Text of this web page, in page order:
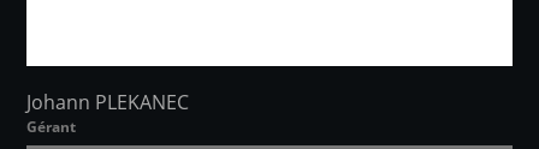
Johann PLEKANEC
Gérant